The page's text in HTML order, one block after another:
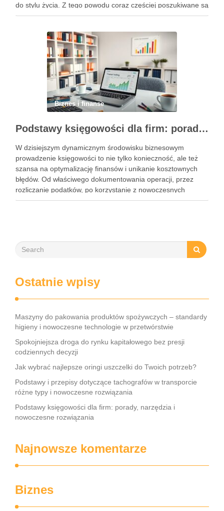
do stylu życia. Z tego powodu coraz częściej poszukiwane są
rozwiązania, które pozwalają uczestniczyć w rynku w sposób
Biznes i finanse
Podstawy księgowości dla firm: porady, narzędzia i nowoczesne rozwiązania
W dzisiejszym dynamicznym środowisku biznesowym
prowadzenie księgowości to nie tylko konieczność, ale też
szansa na optymalizację finansów i unikanie kosztownych
błędów. Od właściwego dokumentowania operacji, przez
rozliczanie podatków, po korzystanie z nowoczesnych
narzędzi – każdy przedsiębiorca musi znać kluczowe
Ostatnie wpisy
Maszyny do pakowania produktów spożywczych – standardy
higieny i nowoczesne technologie w przetwórstwie
Spokojniejsza droga do rynku kapitałowego bez presji
codziennych decyzji
Jak wybrać najlepsze oringi uszczelki do Twoich potrzeb?
Podstawy i przepisy dotyczące tachografów w transporcie
różne typy i nowoczesne rozwiązania
Podstawy księgowości dla firm: porady, narzędzia i
nowoczesne rozwiązania
Najnowsze komentarze
Biznes